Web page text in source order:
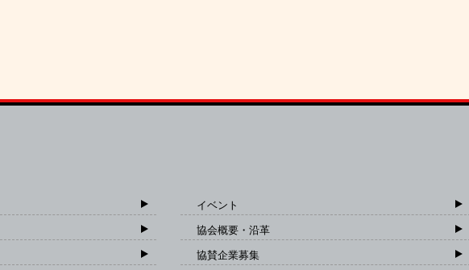
イベント
協会概要・沿革
協賛企業募集